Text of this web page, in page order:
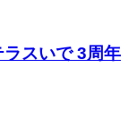
ラスいで 3周年